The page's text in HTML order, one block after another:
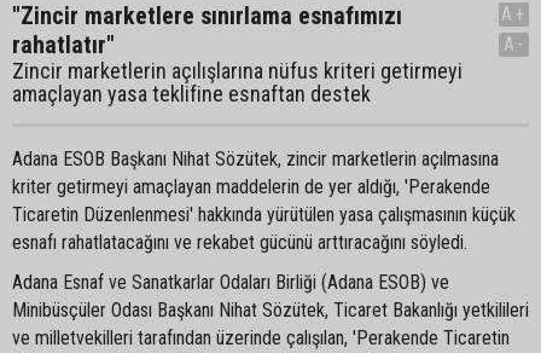
"Zincir marketlere sınırlama esnafımızı
rahatlatır"
Zincir marketlerin açılışlarına nüfus kriteri getirmeyi
amaçlayan yasa teklifine esnaftan destek
A+
A-
Adana ESOB Başkanı Nihat Sözütek, zincir marketlerin açılmasına
kriter getirmeyi amaçlayan maddelerin de yer aldığı, 'Perakende
Ticaretin Düzenlenmesi' hakkında yürütülen yasa çalışmasının küçük
esnafı rahatlatacağını ve rekabet gücünü arttıracağını söyledi.
Adana Esnaf ve Sanatkarlar Odaları Birliği (Adana ESOB) ve
Minibüsçüler Odası Başkanı Nihat Sözütek, Ticaret Bakanlığı yetkilileri
ve milletvekilleri tarafından üzerinde çalışılan, 'Perakende Ticaretin